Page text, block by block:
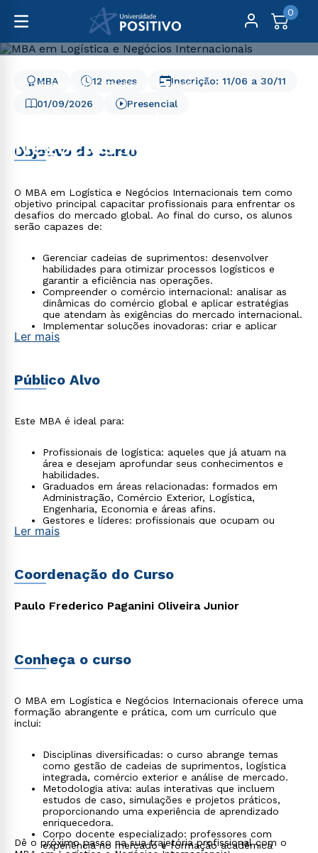
0
Pós-Graduação
Gestão e Negócios
MBA em Logística e Negócios Internacionais
Negócios Internacionais
01/09/2026
12 meses
MBA
Presencial
Inscrição: 11/06 a 30/11
Objetivo do curso
O MBA em Logística e Negócios Internacionais tem como
objetivo principal capacitar profissionais para enfrentar os
desafios do mercado global. Ao final do curso, os alunos
serão capazes de:
Gerenciar cadeias de suprimentos: desenvolver
habilidades para otimizar processos logísticos e
garantir a eficiência nas operações.
Compreender o comércio internacional: analisar as
dinâmicas do comércio global e aplicar estratégias
que atendam às exigências do mercado internacional.
Implementar soluções inovadoras: criar e aplicar
soluções logísticas que promovam a competitividade
corporativos, com foco em gestão e tomada de
Ler mais
Público Alvo
Este MBA é ideal para:
Profissionais de logística: aqueles que já atuam na
área e desejam aprofundar seus conhecimentos e
habilidades.
Graduados em áreas relacionadas: formados em
Administração, Comércio Exterior, Logística,
Engenharia, Economia e áreas afins.
Gestores e líderes: profissionais que ocupam ou
aspiram a cargos de liderança e desejam entender
expandir negócios no mercado internacional.
Ler mais
Coordenação do Curso
Paulo Frederico Paganini Oliveira Junior
Conheça o curso
O MBA em Logística e Negócios Internacionais oferece uma
formação abrangente e prática, com um currículo que
inclui:
Disciplinas diversificadas: o curso abrange temas
como gestão de cadeias de suprimentos, logística
integrada, comércio exterior e análise de mercado.
Metodologia ativa: aulas interativas que incluem
estudos de caso, simulações e projetos práticos,
proporcionando uma experiência de aprendizado
enriquecedora.
Corpo docente especializado: professores com
experiência no mercado e formação acadêmica
Dê o próximo passo na sua trajetória profissional com o